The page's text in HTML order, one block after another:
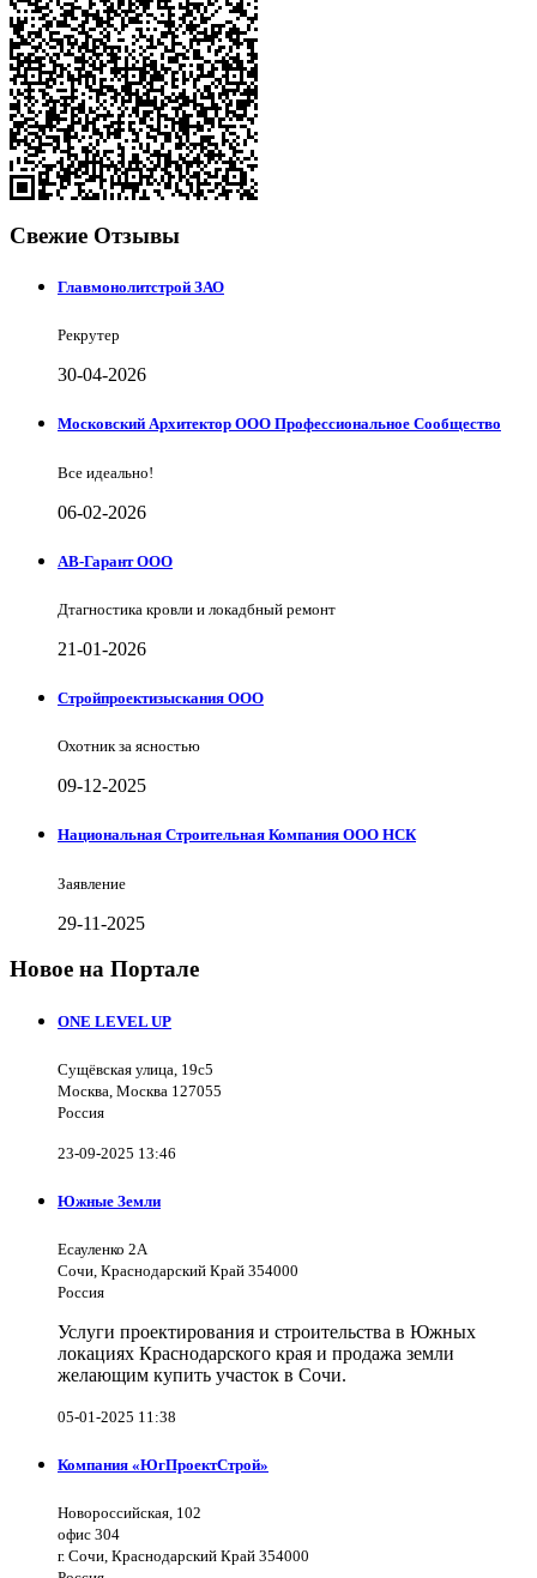
Свежие Отзывы
Главмонолитстрой ЗАО
Рекрутер
30-04-2026
Московский Архитектор ООО Профессиональное Сообщество
Все идеально!
06-02-2026
АВ-Гарант ООО
Дтагностика кровли и локадбный ремонт
21-01-2026
Стройпроектизыскания ООО
Охотник за ясностью
09-12-2025
Национальная Строительная Компания ООО НСК
Заявление
29-11-2025
Новое на Портале
ONE LEVEL UP
Сущёвская улица, 19с5
Москва, Москва 127055
Россия
23-09-2025 13:46
Южные Земли
Есауленко 2А
Сочи, Краснодарский Край 354000
Россия
Услуги проектирования и строительства в Южных
локациях Краснодарского края и продажа земли
желающим купить участок в Сочи.
05-01-2025 11:38
Компания «ЮгПроектСтрой»
Новороссийская, 102
офис 304
г. Сочи, Краснодарский Край 354000